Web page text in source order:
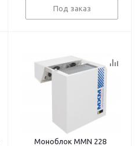
Под заказ
Моноблок MMN 228